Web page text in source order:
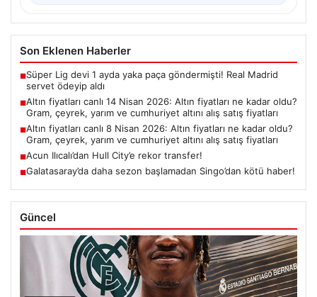
Son Eklenen Haberler
■Süper Lig devi 1 ayda yaka paça göndermişti! Real Madrid
servet ödeyip aldı
■Altın fiyatları canlı 14 Nisan 2026: Altın fiyatları ne kadar oldu?
Gram, çeyrek, yarım ve cumhuriyet altını alış satış fiyatları
■Altın fiyatları canlı 8 Nisan 2026: Altın fiyatları ne kadar oldu?
Gram, çeyrek, yarım ve cumhuriyet altını alış satış fiyatları
■Acun Ilıcalı’dan Hull City’e rekor transfer!
■Galatasaray’da daha sezon başlamadan Singo’dan kötü haber!
Güncel